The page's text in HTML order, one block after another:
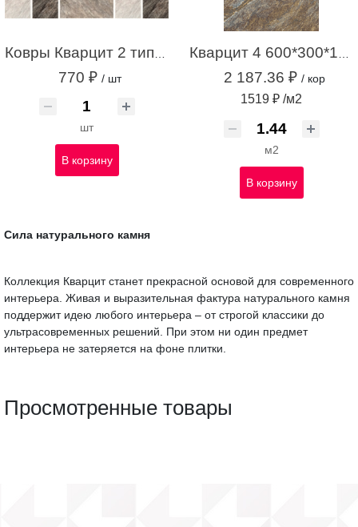
770 ₽ / шт
шт
В корзину
2 187.36 ₽ / кор
1519 ₽ /м2
м2
В корзину
Сила натурального камня
Коллекция Кварцит станет прекрасной основой для современного
интерьера. Живая и выразительная фактура натурального камня
поддержит идею любого интерьера – от строгой классики до
ультрасовременных решений. При этом ни один предмет
интерьера не затеряется на фоне плитки.
Просмотренные товары